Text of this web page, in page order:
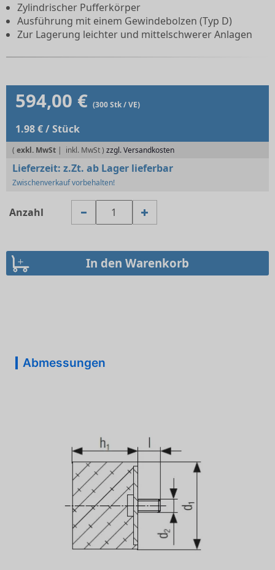
Zylindrischer Pufferkörper
Ausführung mit einem Gewindebolzen (Typ D)
Zur Lagerung leichter und mittelschwerer Anlagen
594,00 € (300 Stk / VE)
1.98 € / Stück
( exkl. MwSt | zzgl. Versandkosten
Lieferzeit: z.Zt. ab Lager lieferbar
Zwischenverkauf vorbehalten!
Anzahl
Abmessungen